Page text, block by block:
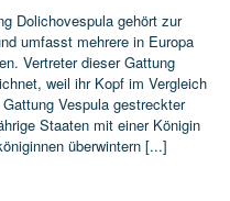
Dolichovespula gehört zur
umfasst mehrere in Europa
Vertreter dieser Gattung
weil ihr Kopf im Vergleich
Vespula gestreckter
Staaten mit einer Königin
überwintern [...]